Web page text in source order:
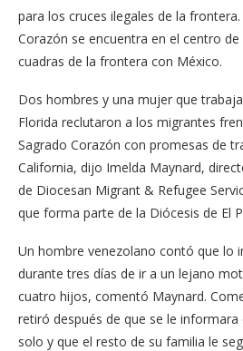
para los cruces ilegales de la
Corazón se encuentra en el centro
cuadras de la frontera con México.
Dos hombres y una mujer que
Florida reclutaron a los migrantes
Sagrado Corazón con promesas de
California, dijo Imelda Maynard,
de Diocesan Migrant & Refugee
que forma parte de la Diócesis de El
Un hombre venezolano contó que lo
durante tres días de ir a un lejano
cuatro hijos, comentó Maynard.
retiró después de que se le
solo y que el resto de su familia le